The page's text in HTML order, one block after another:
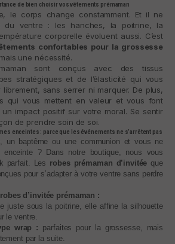
de bien choisir vos vêtements prémaman
le corps change constamment. Et il ne
du ventre : les hanches, la poitrine, la
corporelle évoluent aussi. C’est
confortables pour la grossesse
une nécessité.
sont conçus avec des tissus
stratégiques et de l’élasticité qui vous
sans serrer ni marquer. De plus,
qui vous mettent en valeur et vous font
impact positif sur votre moral. Se sentir
de prendre soin de soi.
enceintes : parce que les événements ne s’arrêtent pas
un baptême ou une communion et vous ne
? Dans notre boutique, nous vous
parfait. Les robes prémaman d’invitée que
pour s’adapter à votre ventre sans perdre
d’invitée prémaman :
juste sous la poitrine, elle affine la silhouette
le ventre.
wrap : parfaites pour la grossesse, mais
par la suite.